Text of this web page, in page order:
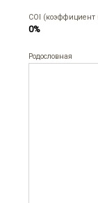
COI (коэффициент
0%
Родословная